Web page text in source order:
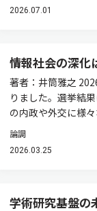
2026.07.01
情報社会の深化
著者：井筒雅之
りました。選挙結
の内政や外交に様
論調
2026.03.25
学術研究基盤の